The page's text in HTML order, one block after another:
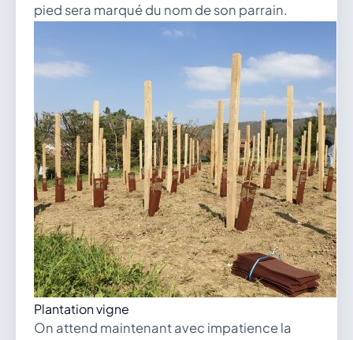
pied sera marqué du nom de son parrain.
Plantation vigne
On attend maintenant avec impatience la